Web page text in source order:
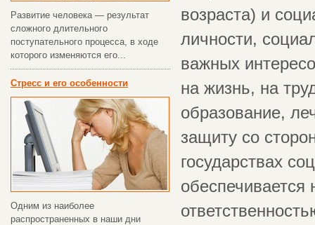
Развитие человека — результат
сложного длительного
поступательного процесса, в ходе
которого изменяются его...
Стресс и его особенности
Одним из наиболее
распространенных в наши дни
возраста) и
личности,
важных
на жизнь, на
образование,
защиту со
государствах
обеспечивается